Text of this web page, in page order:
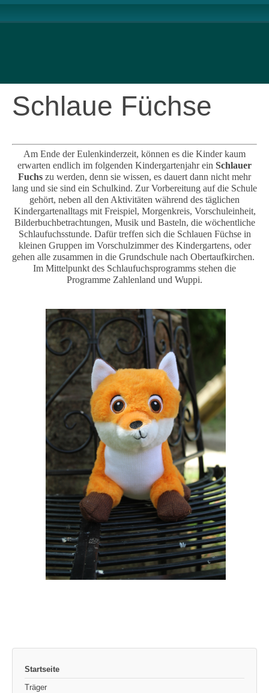
Schlaue Füchse
Am Ende der Eulenkinderzeit, können es die Kinder kaum
erwarten endlich im folgenden Kindergartenjahr ein Schlauer
Fuchs zu werden, denn sie wissen, es dauert dann nicht mehr
lang und sie sind ein Schulkind. Zur Vorbereitung auf die Schule
gehört, neben all den Aktivitäten während des täglichen
Kindergartenalltags mit Freispiel, Morgenkreis, Vorschuleinheit,
Bilderbuchbetrachtungen, Musik und Basteln, die wöchentliche
Schlaufuchsstunde. Dafür treffen sich die Schlauen Füchse in
kleinen Gruppen im Vorschulzimmer des Kindergartens, oder
gehen alle zusammen in die Grundschule nach Obertaufkirchen.
Im Mittelpunkt des Schlaufuchsprogramms stehen die
Programme Zahlenland und Wuppi.
Startseite
Träger